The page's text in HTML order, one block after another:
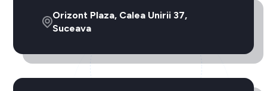
Orizont Plaza, Calea Unirii 37,
Suceava